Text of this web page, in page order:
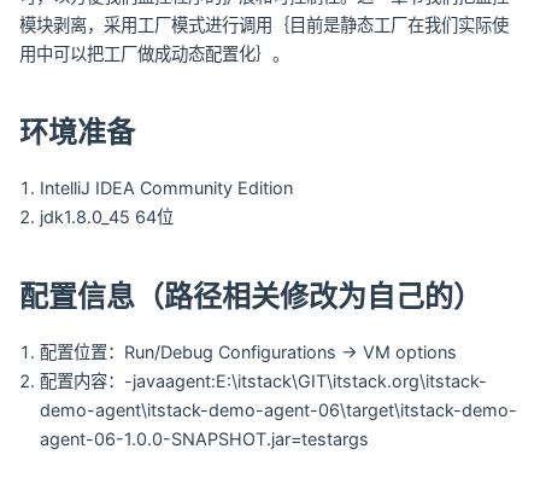
模块剥离，采用工厂模式进行调用｛目前是静态工厂在我们实际使
用中可以把工厂做成动态配置化｝。
环境准备
IntelliJ IDEA Community Edition
jdk1.8.0_45 64位
配置信息（路径相关修改为自己的）
配置位置：Run/Debug Configurations -> VM options
配置内容：-javaagent:E:\itstack\GIT\itstack.org\itstack-
demo-agent\itstack-demo-agent-06\target\itstack-demo-
agent-06-1.0.0-SNAPSHOT.jar=testargs